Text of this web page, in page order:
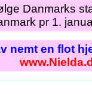
Danmarks
pr 1.
nemt en flot